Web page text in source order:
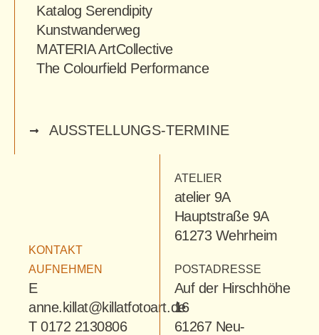
KONTAKT
AUFNEHMEN
E
anne.killat@killatfotoart.de
T 0172 2130806
ATELIER
atelier 9A
Hauptstraße 9A
61273 Wehrheim
POSTADRESSE
Auf der Hirschhöhe
16
61267 Neu-
Katalog Serendipity
Kunstwanderweg
MATERIA ArtCollective
The Colourfield Performance
AUSSTELLUNGS-TERMINE